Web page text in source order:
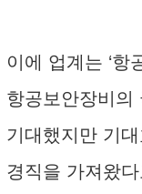
이에 업계는 ‘항
항공보안장비의
기대했지만 기
경직을 가져왔